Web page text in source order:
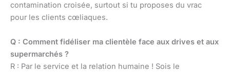
contamination croisée, surtout si tu proposes du vrac
pour les clients cœliaques.
Q : Comment fidéliser ma clientèle face aux drives et aux
supermarchés ?
R : Par le service et la relation humaine ! Sois le